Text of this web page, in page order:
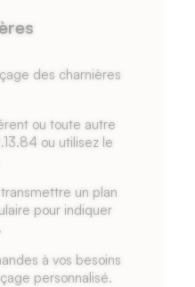
des charnières
ou toute autre
ou utilisez le
un plan
pour indiquer
à vos besoins
personnalisé.